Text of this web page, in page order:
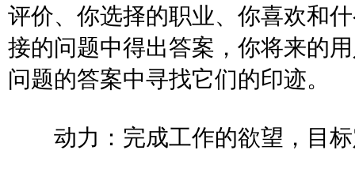
评价、你选择的职业、你喜欢和
接的问题中得出答案，你将来的
问题的答案中寻找它们的印迹
动力：完成工作的欲望，